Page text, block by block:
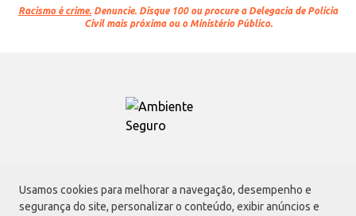
Usamos cookies para melhorar a navegação, desempenho e
segurança do site, personalizar o conteúdo, exibir anúncios e
Racismo é crime. Denuncie. Disque 100 ou procure a Delegacia de Polícia
Civil mais próxima ou o Ministério Público.
Atacadão S.A.
Avenida Morvan Dias de Figueiredo, 6169, Vila Maria, São Paulo - SP | CEP
02170-901 | CNPJ: 75.315.333/0001-09